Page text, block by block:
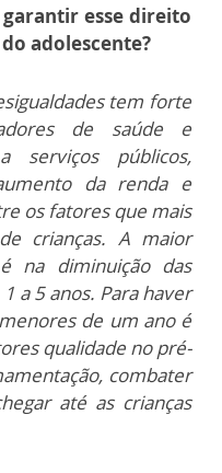
esse direito
adolescente?
tem forte
de saúde e
serviços públicos,
da renda e
os fatores que mais
crianças. A maior
na diminuição das
a 5 anos. Para haver
de um ano é
qualidade no pré-
combater
até as crianças